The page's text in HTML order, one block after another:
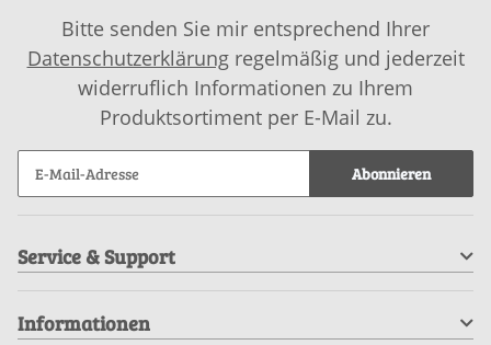
Bitte senden Sie mir entsprechend Ihrer
Datenschutzerklärungregelmäßig und jederzeit
widerruflich Informationen zu Ihrem
Produktsortiment per E-Mail zu.
Abonnieren
Service & Support
Informationen